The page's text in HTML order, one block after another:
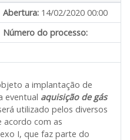
Abertura: 14/02/2020 00:00
Número do processo:
a implantação de
eventual aquisição de gás
utilizado pelos diversos
acordo com as
I, que faz parte do